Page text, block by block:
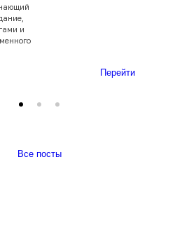
и
Перейти
Все посты